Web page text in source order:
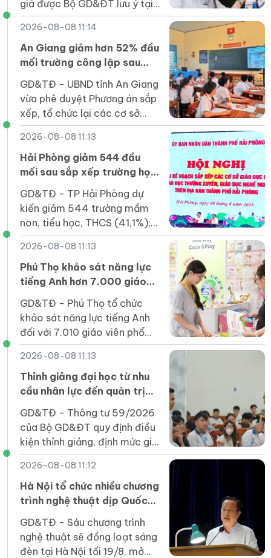
giá được Bộ GD&ĐT lưu ý tại
hướng dẫn thực hiện nhiệm vụ
giáo dục phổ thông năm học
2026-2027.
2026-08-08 11:14
An Giang giảm hơn 52% đầu
mối trường công lập sau
GD&TĐ - UBND tỉnh An Giang
vừa phê duyệt Phương án sắp
xếp, tổ chức lại các cơ sở
giáo dục mầm non, phổ
thông, GDTX, GDNN công lập
trên địa bàn tỉnh.
2026-08-08 11:13
Hải Phòng giảm 544 đầu
mối sau sắp xếp trường học
GD&TĐ - TP Hải Phòng dự
kiến giảm 544 trường mầm
non, tiểu học, THCS (41,1%);
đảm bảo mô hình một trường
chính, có các phân hiệu, điểm
trường.
2026-08-08 11:13
Phú Thọ khảo sát năng lực
tiếng Anh hơn 7.000 giáo
viên phổ thông
GD&TĐ - Phú Thọ tổ chức
khảo sát năng lực tiếng Anh
đối với 7.010 giáo viên phổ
thông năm 2026.
2026-08-08 11:13
Thỉnh giảng đại học từ nhu
cầu nhân lực đến quản trị
GD&TĐ - Thông tư 59/2026
của Bộ GD&ĐT quy định điều
kiện thỉnh giảng, định mức giờ
giảng, hình thức hợp đồng...
và trách nhiệm của các bên.
2026-08-08 11:12
Hà Nội tổ chức nhiều chương
trình nghệ thuật dịp Quốc
GD&TĐ - Sáu chương trình
nghệ thuật sẽ đồng loạt sáng
đèn tại Hà Nội tối 19/8, mở